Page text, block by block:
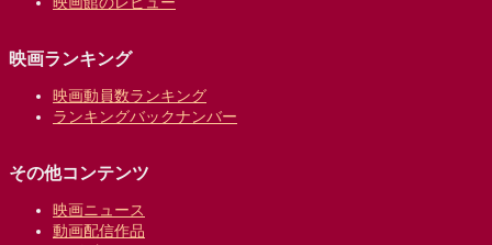
映画ランキング
映画動員数ランキング
ランキングバックナンバー
その他コンテンツ
映画ニュース
動画配信作品